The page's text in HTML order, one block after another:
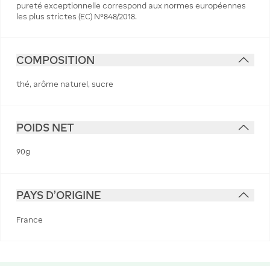
pureté exceptionnelle correspond aux normes européennes
les plus strictes (EC) N°848/2018.
COMPOSITION
thé, arôme naturel, sucre
POIDS NET
90g
PAYS D'ORIGINE
France